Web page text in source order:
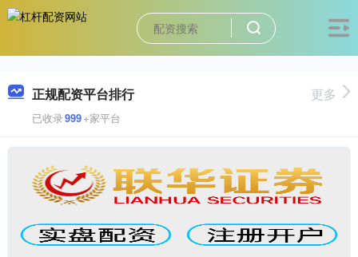
正规配资平台排行
已收录999+家平台
更多